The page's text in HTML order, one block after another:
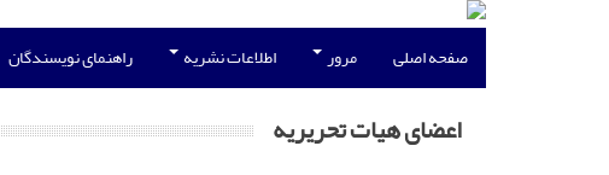
صفحه اصلی مرور اطلاعات نشریه راهنمای نویسندگان
اعضای هیات تحریریه